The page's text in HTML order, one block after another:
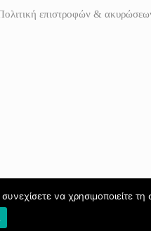
επιστροφών &
να χρησιμοποιείτε